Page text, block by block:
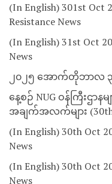
(In English) 301st Oct
Resistance News
(In English) 31st Oct
News
၂၀၂၅ အောက်တိုဘာလ
နေ့စဉ် NUG ဝန်ကြီးဌ
အချက်အလက်များ (30th
(In English) 30th Oct
News
(In English) 30th Oct
News